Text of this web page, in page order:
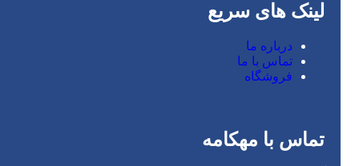
لینک های سریع
درباره ما
تماس با ما
فروشگاه
تماس با مهکامه